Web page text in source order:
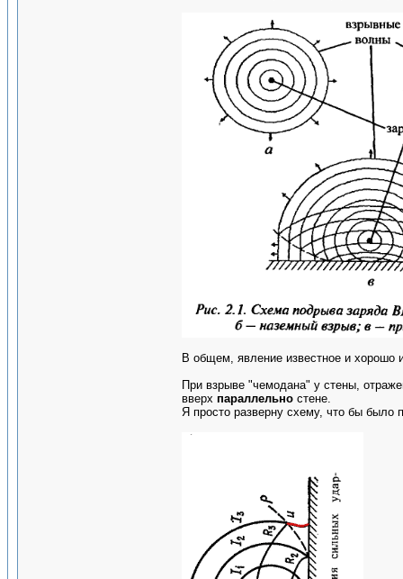
В общем, явление известное и хорошо
При взрыве "чемодана" у стены,
вверх параллельно стене.
Я просто разверну схему, что бы было